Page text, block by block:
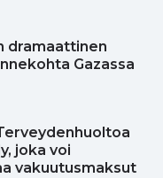
dramaattinen
Gazassa
joka voi
vakuutusmaksut